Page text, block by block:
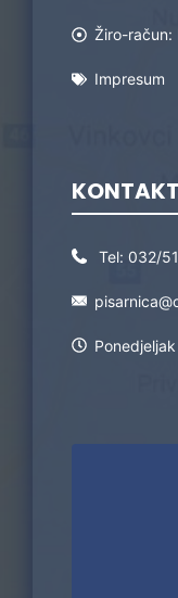
Žiro-
Impresum
KONTAKT
Tel: 032/